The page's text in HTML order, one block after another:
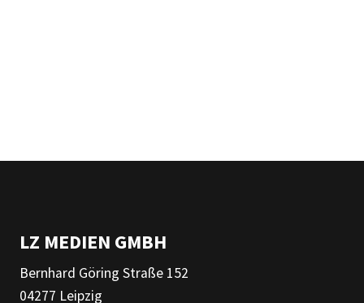
LZ MEDIEN GMBH
Bernhard Göring Straße 152
04277 Leipzig